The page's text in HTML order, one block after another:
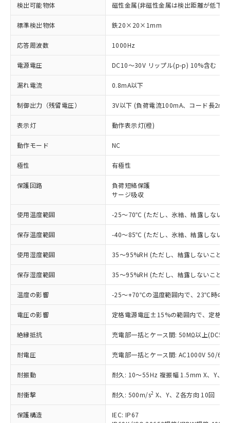
検出可能物体 磁性金属(非磁性金属は検出距離が低下
標準検出物体 鉄20×20×1mm
応答周波数 1000Hz
電源電圧 DC10～30V リップル(p-p) 10%含む
漏れ電流 0.8mA以下
制御出力（残留電圧） 3V以下 (負荷電流100mA、コード長2m
表示灯 動作表示灯(橙)
動作モード NC
極性 有極性
保護回路
負荷短絡保護
サージ吸収
使用温度範囲 -25～70℃ (ただし、氷結、結露しない
保存温度範囲 -40～85℃ (ただし、氷結、結露しない
使用湿度範囲 35～95%RH (ただし、結露しないこと)
保存湿度範囲 35～95%RH (ただし、結露しないこと)
温度の影響 -25～+70℃の温度範囲内で、23℃時の
電圧の影響 定格電源電圧±15%の範囲内で、定格
絶縁抵抗 充電部一括とケース間: 50MΩ以上
耐電圧 充電部一括とケース間: AC1000V 50/
耐振動 耐久: 10～55Hz 複振幅 1.5mm X、Y、Z
耐衝撃 耐久: 500m/s2 X、Y、Z各方向 10回
保護構造
IEC: IP67
ご利用条件
ご利用ください。
本サービスは、当社制御機器事業取扱
商品の当社在庫状況および標準価格
(税抜)を提供させていただくもので
本サービスの対象外となる商品もある
ことをご了承ください。
在庫状況および標準価格照会結果は、
記載している更新日時点での社内デー
タに基づき作成されるものであり、閲
覧された時点での実際の在庫および標
準価格とは異なる場合があることをご
対応済み：EU RoHS指令（10物質）の
非含有に対応した製品が提供可能な商品で
す。
有に対応した製品に切り替える予定のある
商品です。
対応予定なし：EU RoHS指令（10物質）の
非含有に非対応の商品で、対応品を出す予
調査・確認中：EU RoHS指令（10物質）の
非含有の対応状況を調査中または確認中の
商品です。
非該当品：ライセンス料など無形物で、有
害物質有無と関係のない商品です。
仕入先様の事情により、非含有部品として
いたものが、含有品と判明した場合などや
鉛(Pb) 1000ppm以下、 水銀(Hg) 1000ppm以下、 カド
ミウム(Cd) 100ppm以下、
六価クロム(Cr(Ⅵ)) 1000ppm以下、ポリ臭化ビフェニル
類(PBB) 1000ppm以下、ポリ臭化ジフェニルエーテル類
※1 中国RoHS○×表
「○」：最大均質材料含有率が中国RoHSの
基準値以下であることを示します。
「×」：最大均質材料含有率が中国RoHSの
基準値を超えていることを示します。
「－」：未確認です。当社販売部門へお問
*中国RoHS10物質の基準値 (GB/T26572)：
Pb(鉛) :1000ppm、 Hg(水銀) : 1000ppm、 Cd(カドミウ
ム) : 100ppm、
当社は、これら貴社製品のうち、外国
為替および外国貿易法に定める商品
または国外への提供する場合は、日本
国政府の輸出許可(または役務取引許
可)を取得するなどの必要な手続きを